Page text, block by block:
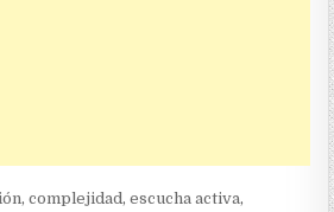
,complejidad,escucha activa,